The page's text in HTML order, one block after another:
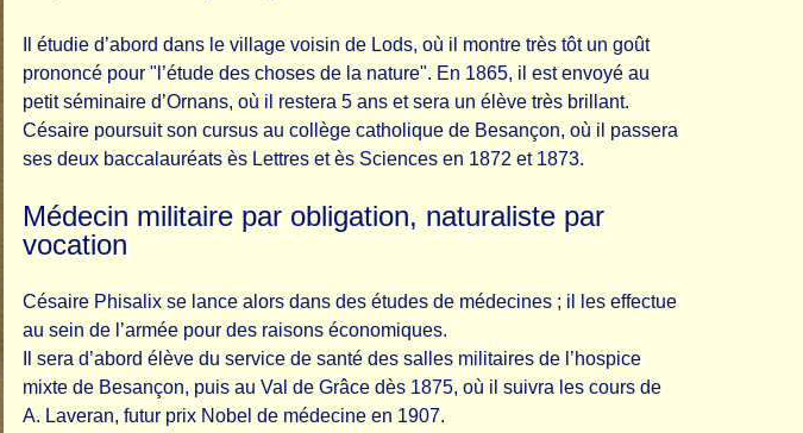
Il étudie d’abord dans le village voisin de Lods, où il montre très tôt un goût
prononcé pour "l’étude des choses de la nature". En 1865, il est envoyé au
petit séminaire d’Ornans, où il restera 5 ans et sera un élève très brillant.
Césaire poursuit son cursus au collège catholique de Besançon, où il passera
ses deux baccalauréats ès Lettres et ès Sciences en 1872 et 1873.
Médecin militaire par obligation, naturaliste par
vocation
Césaire Phisalix se lance alors dans des études de médecines ; il les effectue
au sein de l’armée pour des raisons économiques.
Il sera d’abord élève du service de santé des salles militaires de l’hospice
mixte de Besançon, puis au Val de Grâce dès 1875, où il suivra les cours de
A. Laveran, futur prix Nobel de médecine en 1907.